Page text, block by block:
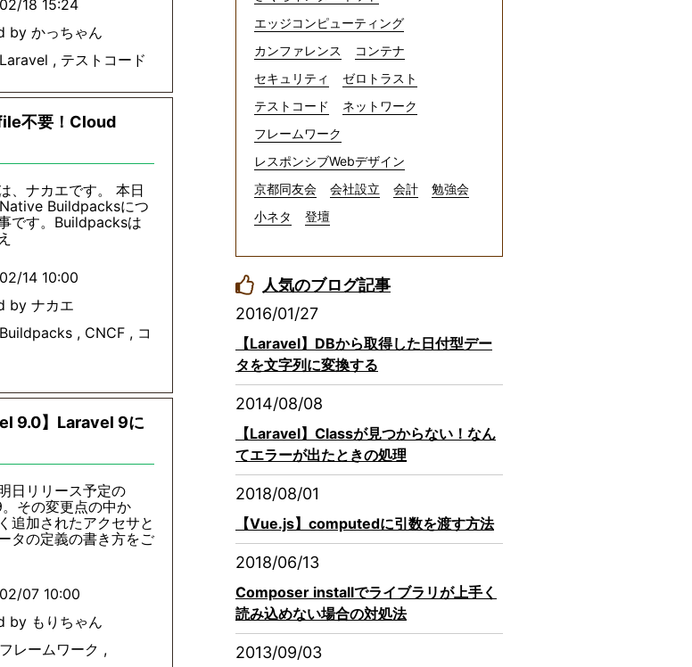
18 15:24
by かっちゃん
Laravel , テストコード
不要！Cloud
、ナカエです。 本日
Buildpacksにつ
です。Buildpacksは
14 10:00
by ナカエ
Buildpacks , CNCF , コ
9.0】Laravel 9に
日リリース予定の
その変更点の中か
追加されたアクセサと
タの定義の書き方をご
07 10:00
by もりちゃん
フレームワーク ,
エッジコンピューティング
カンファレンス
コンテナ
セキュリティ
ゼロトラスト
テストコード
ネットワーク
フレームワーク
レスポンシブWebデザイン
京都同友会
会社設立 会計
勉強会
小ネタ
登壇
人気のブログ記事
2016/01/27
【Laravel】DBから取得した日付型デー
タを文字列に変換する
2014/08/08
【Laravel】Classが見つからない！なん
てエラーが出たときの処理
2018/08/01
【Vue.js】computedに引数を渡す方法
2018/06/13
Composer installでライブラリが上手く
読み込めない場合の対処法
2013/09/03